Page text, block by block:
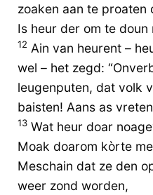
zoaken aan te proaten
Is heur der om te
12 Ain van heurent –
wel – het zegd:
leugenputen, dat volk
baisten! Aans as
13 Wat heur doar
Moak doarom kòrte
Meschain dat ze den
weer zond worden,